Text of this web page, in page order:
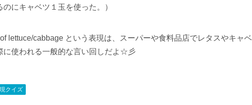
のにキャベツ１玉を使った。）
lettuce/cabbage という表現は、スーパーや食料品店でレタスやキャベ
に使われる一般的な言い回しだよ☆彡
クイズ